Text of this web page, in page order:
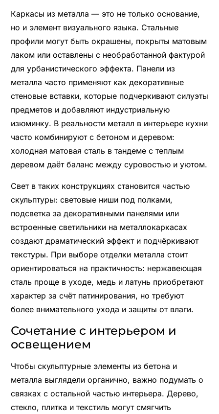
Каркасы из металла — это не только основание,
но и элемент визуального языка. Стальные
профили могут быть окрашены, покрыты матовым
лаком или оставлены с необработанной фактурой
для урбанистического эффекта. Панели из
металла часто применяют как декоративные
стеновые вставки, которые подчеркивают силуэты
предметов и добавляют индустриальную
изюминку. В реальности металл в интерьере кухни
часто комбинируют с бетоном и деревом:
холодная матовая сталь в тандеме с теплым
деревом даёт баланс между суровостью и уютом.
Свет в таких конструкциях становится частью
скульптуры: световые ниши под полками,
подсветка за декоративными панелями или
встроенные светильники на металлокаркасах
создают драматический эффект и подчёркивают
текстуры. При выборе отделки металла стоит
ориентироваться на практичность: нержавеющая
сталь проще в уходе, медь и латунь приобретают
характер за счёт патинирования, но требуют
более внимательного ухода и защиты от влаги.
Сочетание с интерьером и
освещением
Чтобы скульптурные элементы из бетона и
металла выглядели органично, важно подумать о
связках с остальной частью интерьера. Дерево,
стекло, плитка и текстиль могут смягчить